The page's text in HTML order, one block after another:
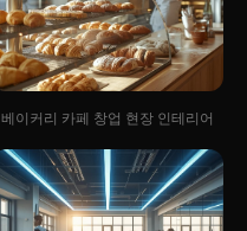
베이커리 카페 창업 현장 인테리어